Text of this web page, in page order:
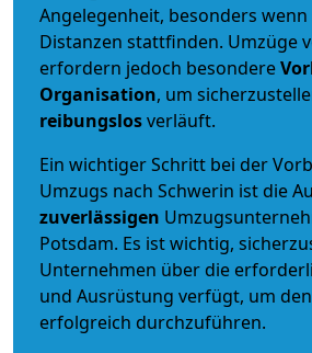
Angelegenheit, besonders
Distanzen stattfinden. Umzüge
erfordern jedoch besondere
Organisation, um
reibungslosverläuft.
Ein wichtiger Schritt bei der
Umzugs nach Schwerin ist die
zuverlässigen
Potsdam. Es ist wichtig,
Unternehmen über die
und Ausrüstung verfügt, um
erfolgreich durchzuführen.